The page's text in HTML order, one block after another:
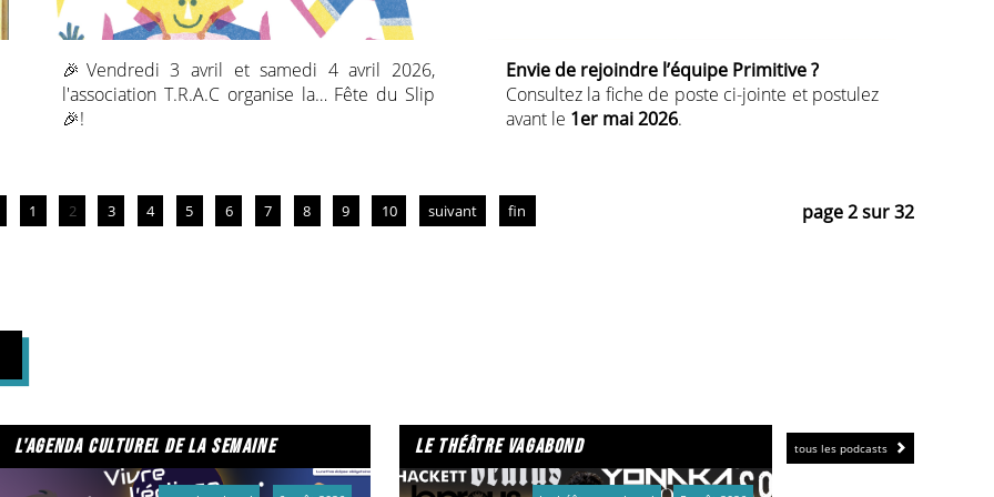
🎉Vendredi 3 avril et samedi 4 avril 2026,
l'association T.R.A.C organise la… Fête du Slip
🎉!
quartier Orgeval, place de Fermat !
proposera un Big Bang un peu spécial le
vendredi 3 avril (de 11 h 30 à 13 h).
Envie de rejoindre l’équipe Primitive ?
Consultez la fiche de poste ci-jointe et postulez
avant le 1er mai 2026.
infos ci-dessous).
page 2 sur 32
1 2 3 4 5 6 7 8 9 10 suivant fin
tous les podcasts
l'agenda culturel de la semaine le théâtre vagabond